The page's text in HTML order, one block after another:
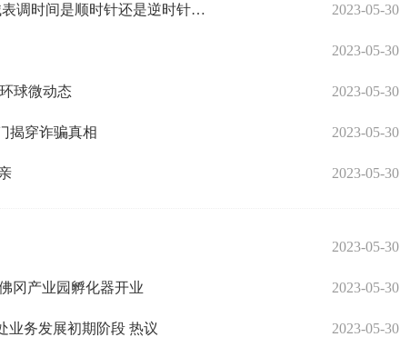
全球热门:机械表调时间是顺时针还是逆时针(机械表调时间是顺时针还是逆时针图解) 2023-05-30
2023-05-30
球微动态 2023-05-30
揭穿诈骗真相 2023-05-30
2023-05-30
2023-05-30
冈产业园孵化器开业 2023-05-30
业务发展初期阶段 热议 2023-05-30